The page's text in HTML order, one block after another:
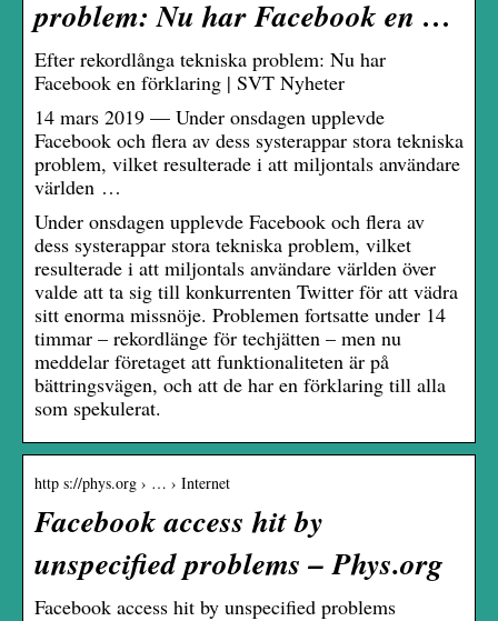
problem: Nu har Facebook en …
Efter rekordlånga tekniska problem: Nu har
Facebook en förklaring | SVT Nyheter
14 mars 2019 — Under onsdagen upplevde
Facebook och flera av dess systerappar stora tekniska
problem, vilket resulterade i att miljontals användare
världen …
Under onsdagen upplevde Facebook och flera av
dess systerappar stora tekniska problem, vilket
resulterade i att miljontals användare världen över
valde att ta sig till konkurrenten Twitter för att vädra
sitt enorma missnöje. Problemen fortsatte under 14
timmar – rekordlänge för techjätten – men nu
meddelar företaget att funktionaliteten är på
bättringsvägen, och att de har en förklaring till alla
som spekulerat.
http s://phys.org › … › Internet
Facebook access hit by
unspecified problems – Phys.org
Facebook access hit by unspecified problems